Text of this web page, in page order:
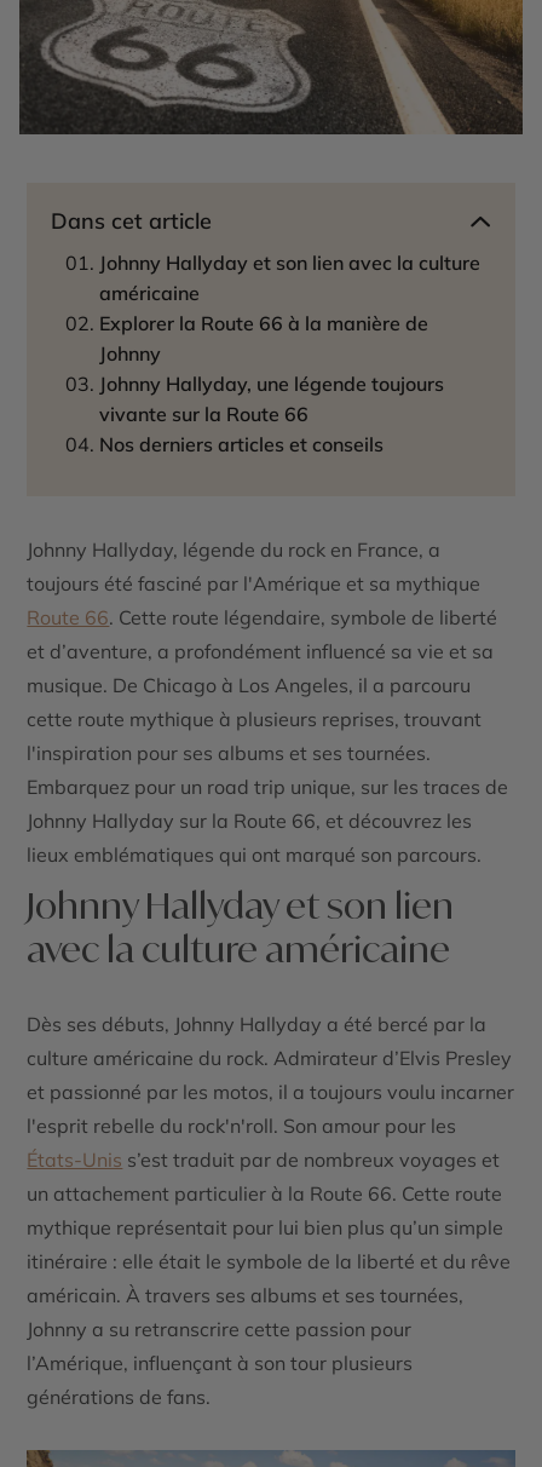
Dans cet article
Johnny Hallyday et son lien avec la culture
américaine
Explorer la Route 66 à la manière de
Johnny
Johnny Hallyday, une légende toujours
vivante sur la Route 66
Nos derniers articles et conseils
Johnny Hallyday, légende du rock en France, a
toujours été fasciné par l'Amérique et sa mythique
Route 66. Cette route légendaire, symbole de liberté
et d’aventure, a profondément influencé sa vie et sa
musique. De Chicago à Los Angeles, il a parcouru
cette route mythique à plusieurs reprises, trouvant
l'inspiration pour ses albums et ses tournées.
Embarquez pour un road trip unique, sur les traces de
Johnny Hallyday sur la Route 66, et découvrez les
lieux emblématiques qui ont marqué son parcours.
Johnny Hallyday et son lien
avec la culture américaine
Dès ses débuts, Johnny Hallyday a été bercé par la
culture américaine du rock. Admirateur d’Elvis Presley
et passionné par les motos, il a toujours voulu incarner
l'esprit rebelle du rock'n'roll. Son amour pour les
États-Unis s’est traduit par de nombreux voyages et
un attachement particulier à la Route 66. Cette route
mythique représentait pour lui bien plus qu’un simple
itinéraire : elle était le symbole de la liberté et du rêve
américain. À travers ses albums et ses tournées,
Johnny a su retranscrire cette passion pour
l’Amérique, influençant à son tour plusieurs
générations de fans.